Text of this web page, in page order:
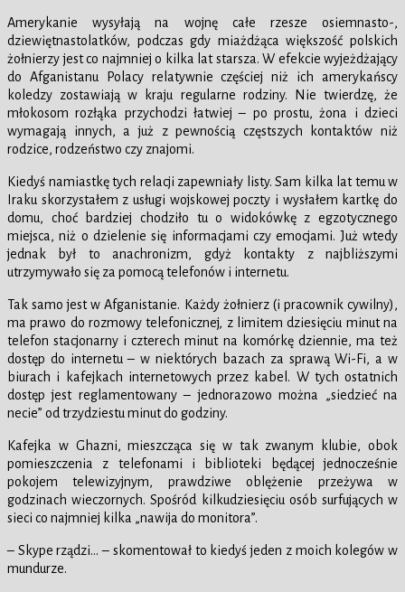
Amerykanie wysyłają na wojnę całe rzesze osiemnasto-,
dziewiętnastolatków, podczas gdy miażdżąca większość polskich
żołnierzy jest co najmniej o kilka lat starsza. W efekcie wyjeżdżający
do Afganistanu Polacy relatywnie częściej niż ich amerykańscy
koledzy zostawiają w kraju regularne rodziny. Nie twierdzę, że
młokosom rozłąka przychodzi łatwiej – po prostu, żona i dzieci
wymagają innych, a już z pewnością częstszych kontaktów niż
rodzice, rodzeństwo czy znajomi.
Kiedyś namiastkę tych relacji zapewniały listy. Sam kilka lat temu w
Iraku skorzystałem z usługi wojskowej poczty i wysłałem kartkę do
domu, choć bardziej chodziło tu o widokówkę z egzotycznego
miejsca, niż o dzielenie się informacjami czy emocjami. Już wtedy
jednak był to anachronizm, gdyż kontakty z najbliższymi
utrzymywało się za pomocą telefonów i internetu.
Tak samo jest w Afganistanie. Każdy żołnierz (i pracownik cywilny),
ma prawo do rozmowy telefonicznej, z limitem dziesięciu minut na
telefon stacjonarny i czterech minut na komórkę dziennie, ma też
dostęp do internetu – w niektórych bazach za sprawą Wi-Fi, a w
biurach i kafejkach internetowych przez kabel. W tych ostatnich
dostęp jest reglamentowany – jednorazowo można „siedzieć na
necie” od trzydziestu minut do godziny.
Kafejka w Ghazni, mieszcząca się w tak zwanym klubie, obok
pomieszczenia z telefonami i biblioteki będącej jednocześnie
pokojem telewizyjnym, prawdziwe oblężenie przeżywa w
godzinach wieczornych. Spośród kilkudziesięciu osób surfujących w
sieci co najmniej kilka „nawija do monitora”.
– Skype rządzi… – skomentował to kiedyś jeden z moich kolegów w
mundurze.